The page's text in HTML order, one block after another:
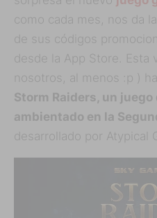
como cada mes, nos da
de sus códigos
desde la App Store. Esta
nosotros, al menos :p )
Storm Raiders, un
ambientado en la
desarrollado por Atypical